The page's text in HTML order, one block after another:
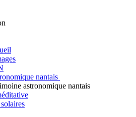
nantais
astronomique nantais